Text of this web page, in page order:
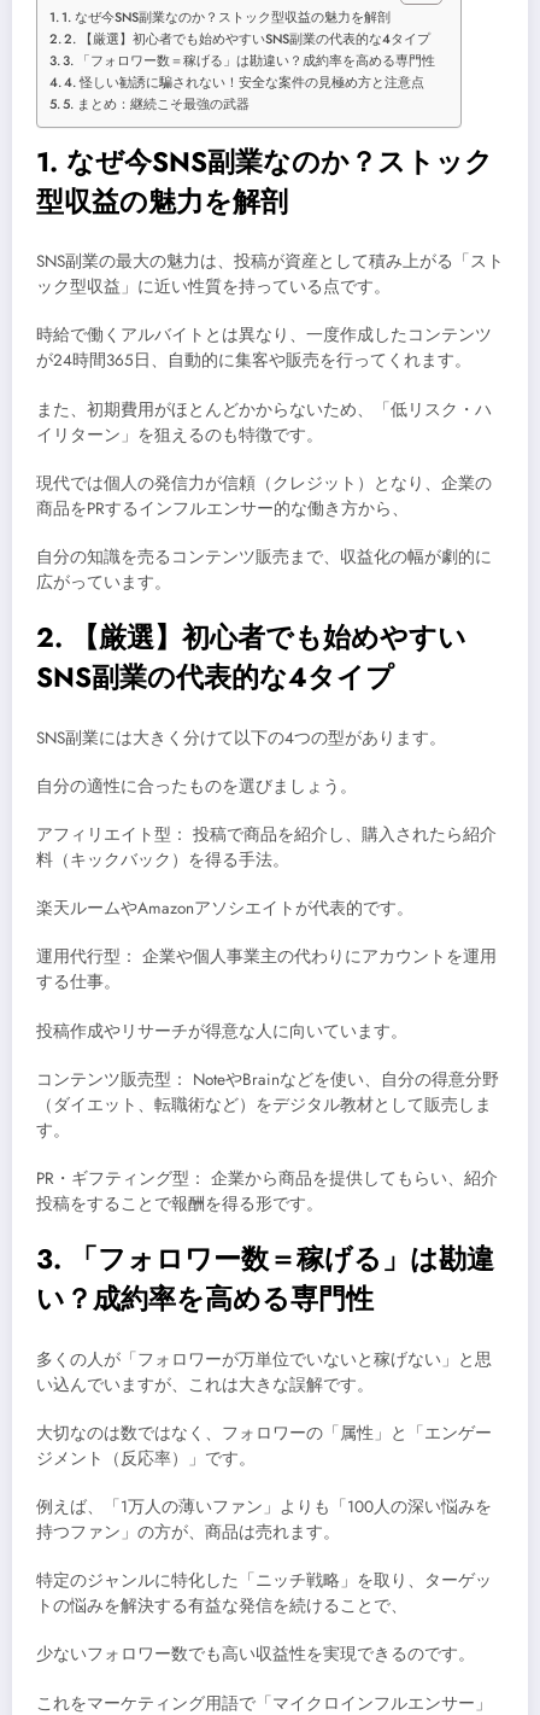
1. なぜ今SNS副業なのか？ストック型収益の魅力を解剖
2. 【厳選】初心者でも始めやすいSNS副業の代表的な4タイプ
3. 「フォロワー数＝稼げる」は勘違い？成約率を高める専門性
4. 怪しい勧誘に騙されない！安全な案件の見極め方と注意点
5. まとめ：継続こそ最強の武器
1. なぜ今SNS副業なのか？ストック
型収益の魅力を解剖
SNS副業の最大の魅力は、投稿が資産として積み上がる「スト
ック型収益」に近い性質を持っている点です。
時給で働くアルバイトとは異なり、一度作成したコンテンツ
が24時間365日、自動的に集客や販売を行ってくれます。
また、初期費用がほとんどかからないため、「低リスク・ハ
イリターン」を狙えるのも特徴です。
現代では個人の発信力が信頼（クレジット）となり、企業の
商品をPRするインフルエンサー的な働き方から、
自分の知識を売るコンテンツ販売まで、収益化の幅が劇的に
広がっています。
2. 【厳選】初心者でも始めやすい
SNS副業の代表的な4タイプ
SNS副業には大きく分けて以下の4つの型があります。
自分の適性に合ったものを選びましょう。
アフィリエイト型： 投稿で商品を紹介し、購入されたら紹介
料（キックバック）を得る手法。
楽天ルームやAmazonアソシエイトが代表的です。
運用代行型： 企業や個人事業主の代わりにアカウントを運用
する仕事。
投稿作成やリサーチが得意な人に向いています。
コンテンツ販売型： NoteやBrainなどを使い、自分の得意分野
（ダイエット、転職術など）をデジタル教材として販売しま
す。
PR・ギフティング型： 企業から商品を提供してもらい、紹介
投稿をすることで報酬を得る形です。
3. 「フォロワー数＝稼げる」は勘違
い？成約率を高める専門性
多くの人が「フォロワーが万単位でいないと稼げない」と思
い込んでいますが、これは大きな誤解です。
大切なのは数ではなく、フォロワーの「属性」と「エンゲー
ジメント（反応率）」です。
例えば、「1万人の薄いファン」よりも「100人の深い悩みを
持つファン」の方が、商品は売れます。
特定のジャンルに特化した「ニッチ戦略」を取り、ターゲッ
トの悩みを解決する有益な発信を続けることで、
少ないフォロワー数でも高い収益性を実現できるのです。
これをマーケティング用語で「マイクロインフルエンサー」